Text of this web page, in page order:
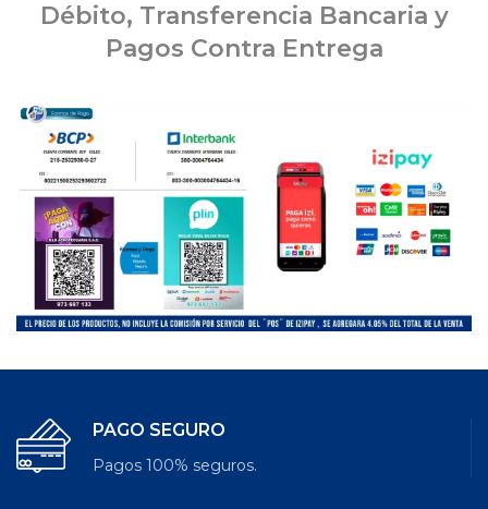
Débito, Transferencia Bancaria y
Pagos Contra Entrega
PAGO SEGURO
Pagos 100% seguros.